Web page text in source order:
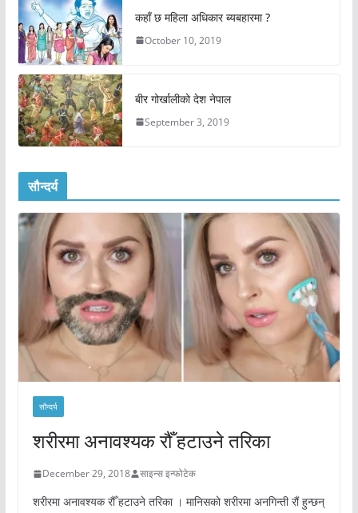
कहाँ छ महिला अधिकार ब्यबहारमा ?
October 10, 2019
बीर गोर्खालीको देश नेपाल
September 3, 2019
सौन्दर्य
सौन्दर्य
शरीरमा अनावश्यक रौँ हटाउने तरिका
December 29, 2018 साइन्स इन्फोटेक
शरीरमा अनावश्यक रौँ हटाउने तरिका । मानिसको शरीरमा अनगिन्ती रौं हुन्छन्